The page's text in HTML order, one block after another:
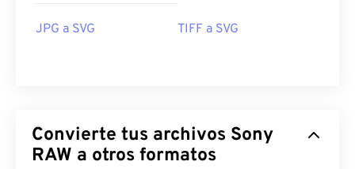
JPG a SVG TIFF a SVG
Convierte tus archivos Sony
RAW a otros formatos